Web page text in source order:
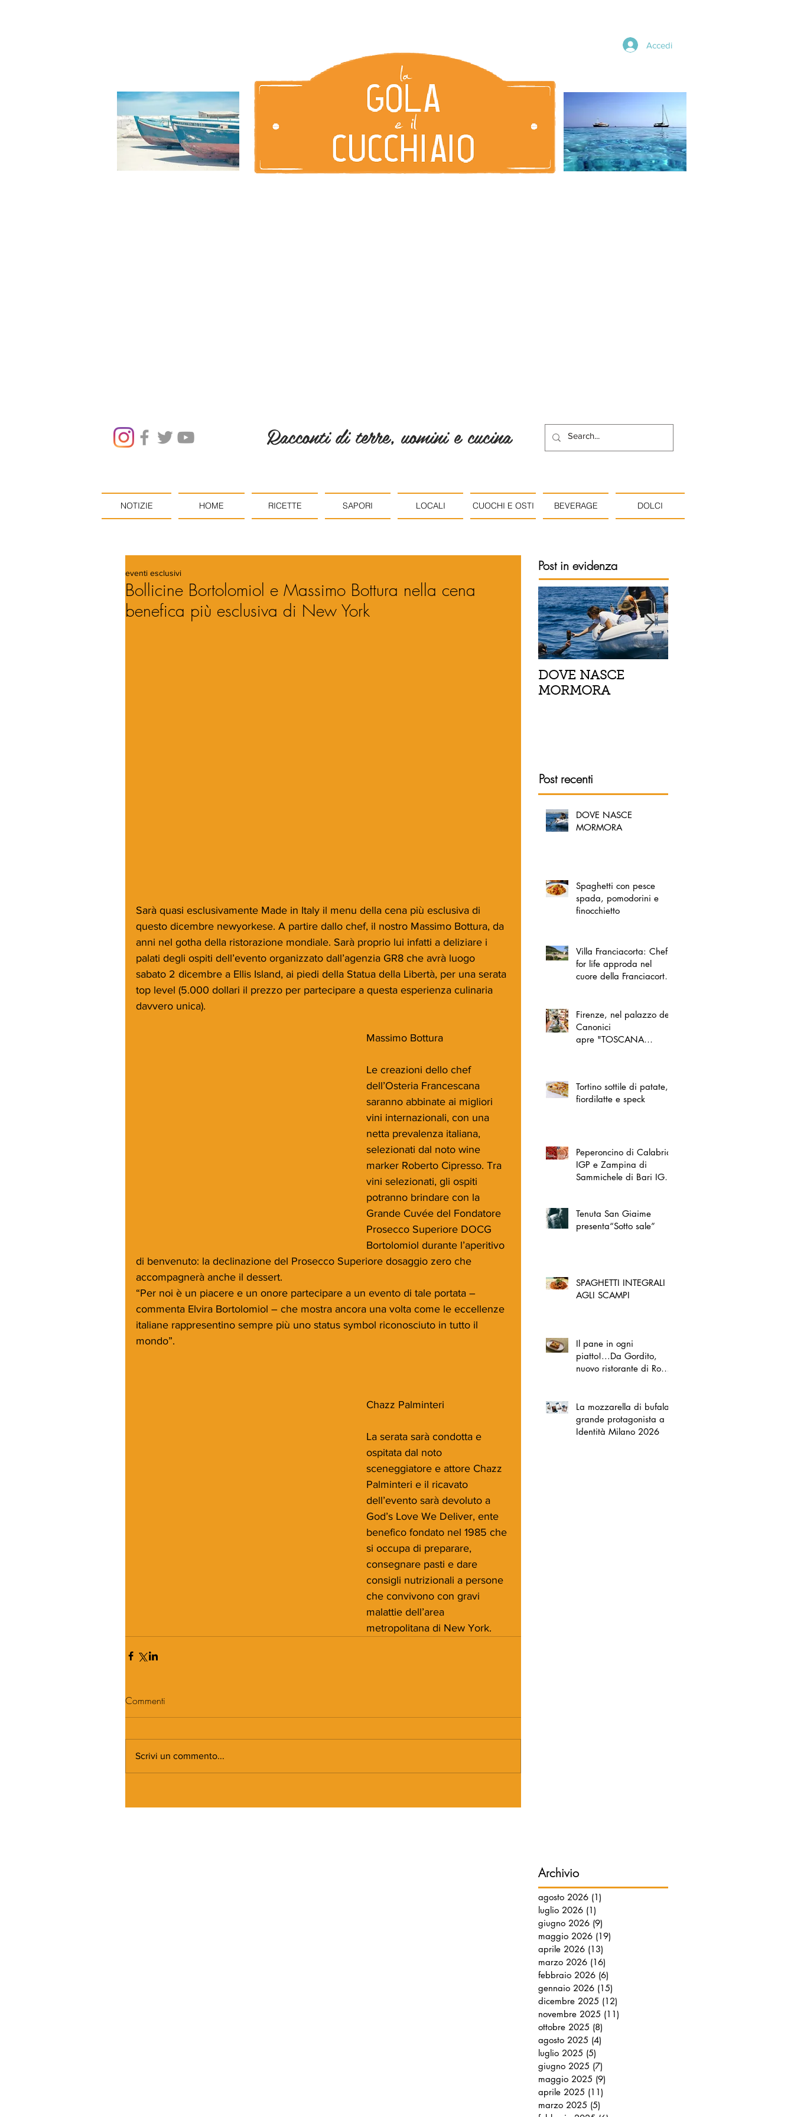
Accedi
Racconti di terre, uomini e cucina
NOTIZIE HOME RICETTE SAPORI LOCALI CUOCHI E OSTI BEVERAGE DOLCI
Bollicine Bortolomiol e Massimo Bottura nella cena
benefica più esclusiva di New York
eventi esclusivi
Sarà quasi esclusivamente Made in Italy il menu della cena più esclusiva di
questo dicembre newyorkese. A partire dallo chef, il nostro Massimo Bottura, da
anni nel gotha della ristorazione mondiale. Sarà proprio lui infatti a deliziare i
palati degli ospiti dell’evento organizzato dall’agenzia GR8 che avrà luogo
sabato 2 dicembre a Ellis Island, ai piedi della Statua della Libertà, per una serata
top level (5.000 dollari il prezzo per partecipare a questa esperienza culinaria
davvero unica).
Massimo Bottura
Le creazioni dello chef
dell’Osteria Francescana
saranno abbinate ai migliori
vini internazionali, con una
netta prevalenza italiana,
selezionati dal noto wine
marker Roberto Cipresso. Tra
vini selezionati, gli ospiti
potranno brindare con la
Grande Cuvée del Fondatore
Prosecco Superiore DOCG
Bortolomiol durante l’aperitivo
di benvenuto: la declinazione del Prosecco Superiore dosaggio zero che
accompagnerà anche il dessert.
“Per noi è un piacere e un onore partecipare a un evento di tale portata –
commenta Elvira Bortolomiol – che mostra ancora una volta come le eccellenze
italiane rappresentino sempre più uno status symbol riconosciuto in tutto il
mondo”.
Chazz Palminteri
La serata sarà condotta e
ospitata dal noto
sceneggiatore e attore Chazz
Palminteri e il ricavato
dell’evento sarà devoluto a
God’s Love We Deliver, ente
benefico fondato nel 1985 che
si occupa di preparare,
consegnare pasti e dare
consigli nutrizionali a persone
che convivono con gravi
malattie dell’area
metropolitana di New York.
Commenti
Scrivi un commento...
Post in evidenza
DOVE NASCE
MORMORA
Post recenti
DOVE NASCE
MORMORA
Spaghetti con pesce
spada, pomodorini e
finocchietto
Villa Franciacorta: Chefs
for life approda nel
cuore della Franciacorta,
Firenze, nel palazzo dei
Canonici
apre "TOSCANA
Tortino sottile di patate,
fiordilatte e speck
Peperoncino di Calabria
IGP e Zampina di
Sammichele di Bari IGP
Tenuta San Giaime
presenta“Sotto sale”
SPAGHETTI INTEGRALI
AGLI SCAMPI
Il pane in ogni
piatto!...Da Gordito,
nuovo ristorante di Roma
La mozzarella di bufala
grande protagonista a
Identità Milano 2026
Archivio
agosto 2026 (1)
luglio 2026 (1)
giugno 2026 (9)
maggio 2026 (19)
aprile 2026 (13)
marzo 2026 (16)
febbraio 2026 (6)
gennaio 2026 (15)
dicembre 2025 (12)
novembre 2025 (11)
ottobre 2025 (8)
agosto 2025 (4)
luglio 2025 (5)
giugno 2025 (7)
maggio 2025 (9)
aprile 2025 (11)
marzo 2025 (5)